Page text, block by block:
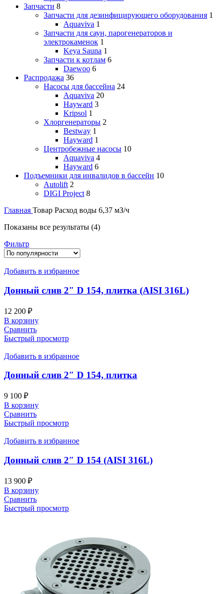
Запчасти 8
Запчасти для дезинфицирующего оборудования 1
Aquaviva 1
Запчасти для саун, парогенераторов и
электрокаменок 1
Keya Sauna 1
Запчасти к котлам 6
Daewoo 6
Распродажа 36
Насосы для бассейна 24
Aquaviva 20
Hayward 3
Kripsol 1
Хлоргенераторы 2
Bestway 1
Hayward 1
Центробежные насосы 10
Aquaviva 4
Hayward 6
Подъемники для инвалидов в бассейн 10
Autolift 2
DIGI Project 8
Главная Товар Расход воды 6,37 мЗ/ч
Показаны все результаты (4)
Фильтр
Добавить в избранное
Донный слив 2″ D 154, плитка (AISI 316L)
12 200 ₽
В корзину
Сравнить
Быстрый просмотр
Добавить в избранное
Донный слив 2″ D 154, плитка
9 100 ₽
В корзину
Сравнить
Быстрый просмотр
Добавить в избранное
Донный слив 2″ D 154 (AISI 316L)
13 900 ₽
В корзину
Сравнить
Быстрый просмотр